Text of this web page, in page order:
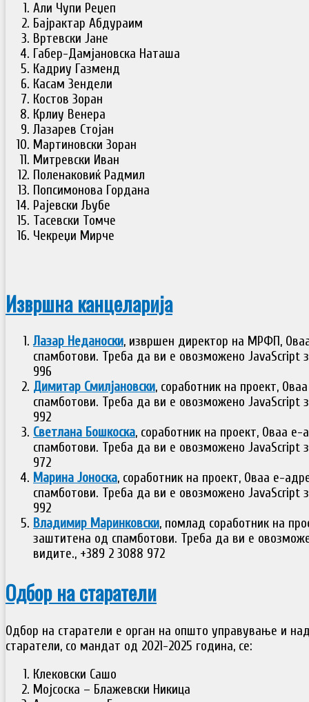
Али Чупи Реџеп
Бајрактар Абдураим
Вртевски Јане
Габер-Дамјановска Наташа
Кадриу Газменд
Касам Зендели
Костов Зоран
Крлиу Венера
Лазарев Стојан
Мартиновски Зоран
Митревски Иван
Поленаковиќ Радмил
Попсимонова Гордана
Рајевски Љубе
Тасевски Томче
Чекреџи Мирче
Извршна канцеларија
Лазар Неданоски, извршен директор на МРФП,
спамботови. Треба да ви е овозможено JavaScript
996
Димитар Смилјановски, соработник на проект,
спамботови. Треба да ви е овозможено JavaScript
992
Светлана Бошкоска, соработник на проект, Оваа е-
спамботови. Треба да ви е овозможено JavaScript
972
Марина Јоноска, соработник на проект, Оваа е-
спамботови. Треба да ви е овозможено JavaScript
992
Владимир Маринковски, помлад соработник на
заштитена од спамботови. Треба да ви е
видите., +389 2 3088 972
Одбор на старатели
Одбор на старатели е орган на општо управување и
старатели, со мандат од 2021-2025 година, се:
Клековски Сашо
Мојсоска – Блажевски Никица